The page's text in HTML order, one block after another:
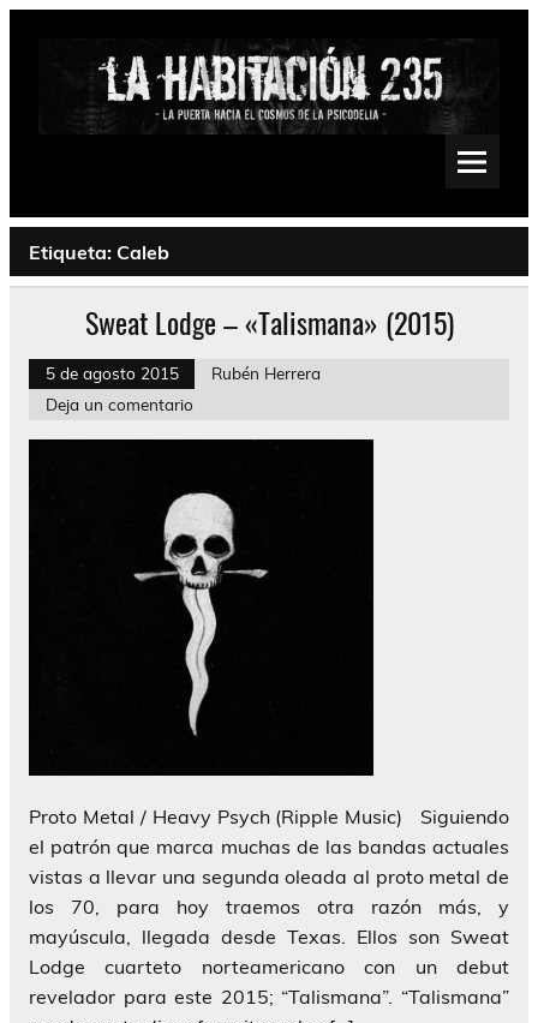
Saltar
Psychedelic, Stoner, Doom, Sludge, Fuzz, Space, Drone
Etiqueta: Caleb
Sweat Lodge – «Talismana» (2015)
5 de agosto 2015
Rubén Herrera
Deja un comentario
Proto Metal / Heavy Psych (Ripple Music) Siguiendo
el patrón que marca muchas de las bandas actuales
vistas a llevar una segunda oleada al proto metal de
los 70, para hoy traemos otra razón más, y
mayúscula, llegada desde Texas. Ellos son Sweat
Lodge cuarteto norteamericano con un debut
revelador para este 2015; “Talismana”. “Talismana”